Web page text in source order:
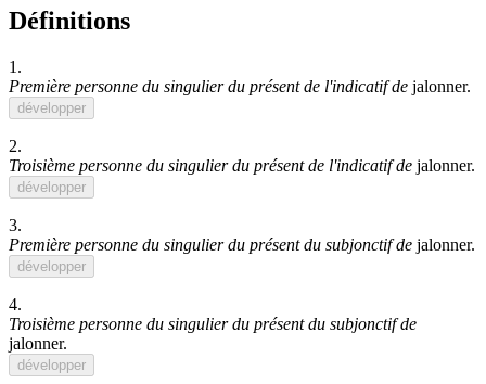
Définitions
1.
Première personne du singulier du présent de l'indicatif de jalonner.
développer
2.
Troisième personne du singulier du présent de l'indicatif de jalonner.
développer
3.
Première personne du singulier du présent du subjonctif de jalonner.
développer
4.
Troisième personne du singulier du présent du subjonctif de
jalonner.
développer